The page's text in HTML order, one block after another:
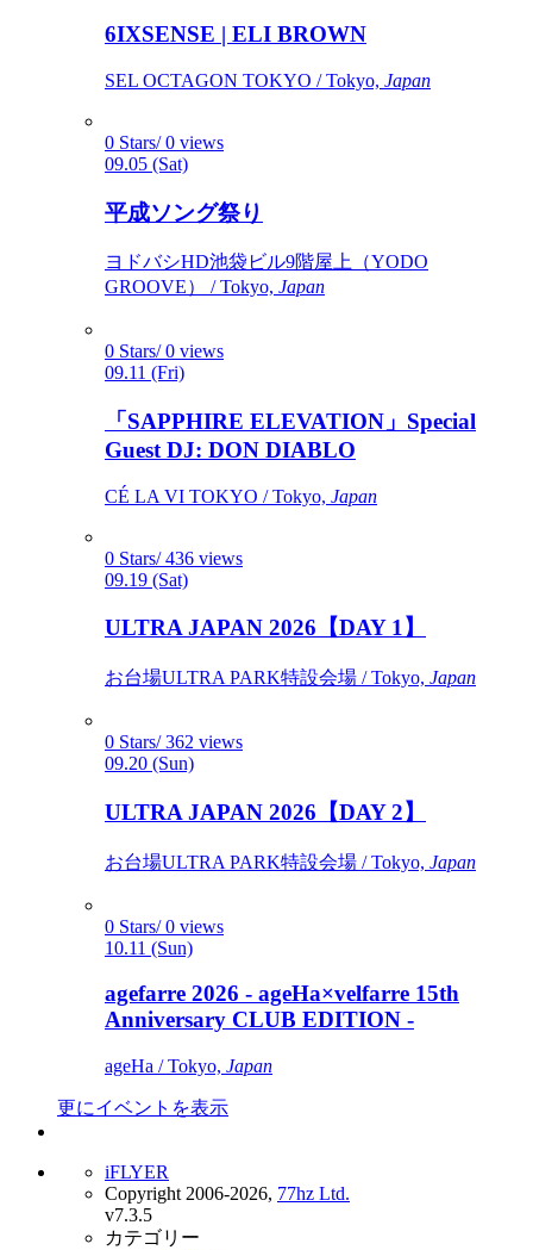
6IXSENSE | ELI BROWN
SEL OCTAGON TOKYO / Tokyo, Japan
0 Stars/ 0 views
09.05 (Sat)
平成ソング祭り
ヨドバシHD池袋ビル9階屋上（YODO
GROOVE） / Tokyo, Japan
0 Stars/ 0 views
09.11 (Fri)
「SAPPHIRE ELEVATION」Special
Guest DJ: DON DIABLO
CÉ LA VI TOKYO / Tokyo, Japan
0 Stars/ 436 views
09.19 (Sat)
ULTRA JAPAN 2026【DAY 1】
お台場ULTRA PARK特設会場 / Tokyo, Japan
0 Stars/ 362 views
09.20 (Sun)
ULTRA JAPAN 2026【DAY 2】
お台場ULTRA PARK特設会場 / Tokyo, Japan
0 Stars/ 0 views
10.11 (Sun)
agefarre 2026 - ageHa×velfarre 15th
Anniversary CLUB EDITION -
ageHa / Tokyo, Japan
更にイベントを表示
iFLYER
Copyright 2006-2026, 77hz Ltd.
v7.3.5
カテゴリー